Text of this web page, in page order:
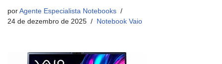
por Agente Especialista Notebooks
24 de dezembro de 2025
Notebook Vaio